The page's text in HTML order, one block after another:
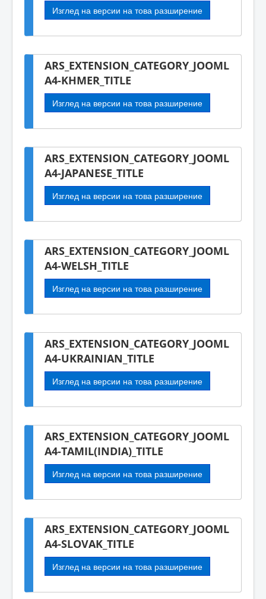
Изглед на версии на това разширение
ARS_EXTENSION_CATEGORY_JOOML
A4-KHMER_TITLE
Изглед на версии на това разширение
ARS_EXTENSION_CATEGORY_JOOML
A4-JAPANESE_TITLE
Изглед на версии на това разширение
ARS_EXTENSION_CATEGORY_JOOML
A4-WELSH_TITLE
Изглед на версии на това разширение
ARS_EXTENSION_CATEGORY_JOOML
A4-UKRAINIAN_TITLE
Изглед на версии на това разширение
ARS_EXTENSION_CATEGORY_JOOML
A4-TAMIL(INDIA)_TITLE
Изглед на версии на това разширение
ARS_EXTENSION_CATEGORY_JOOML
A4-SLOVAK_TITLE
Изглед на версии на това разширение